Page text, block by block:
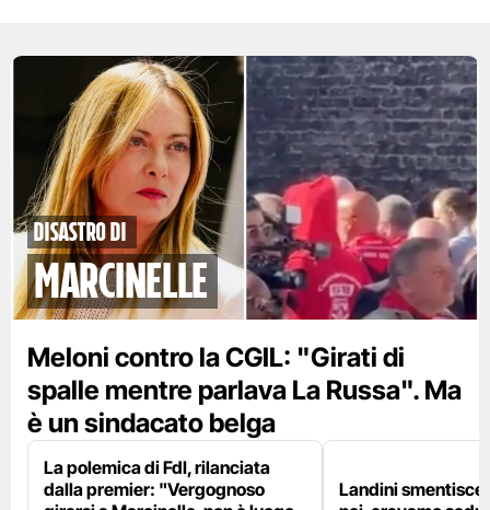
disastro di
marcinelle
Meloni contro la CGIL: "Girati di
spalle mentre parlava La Russa". Ma
è un sindacato belga
La polemica di FdI, rilanciata
dalla premier: "Vergognoso
Landini